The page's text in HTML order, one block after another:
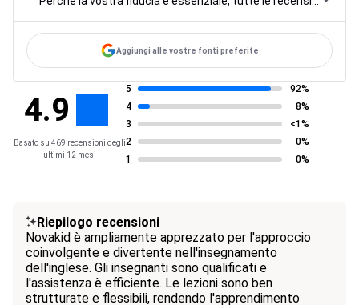
Aggiungi alle vostre fonti preferite
4.9
Basato su 469 recensioni degli
ultimi 12 mesi
5
92%
4
8%
3
<1%
2
0%
1
0%
Riepilogo recensioni
Novakid è ampliamente apprezzato per l'approccio
coinvolgente e divertente nell'insegnamento
dell'inglese. Gli insegnanti sono qualificati e
l'assistenza è efficiente. Le lezioni sono ben
strutturate e flessibili, rendendo l'apprendimento